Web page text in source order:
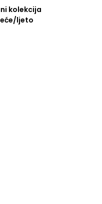
kolekcija
ljeto